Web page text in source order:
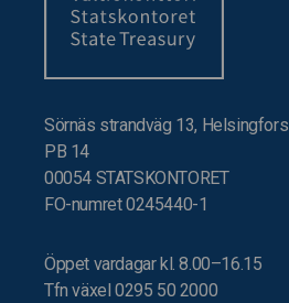
Sörnäs strandväg 13, Helsingfors
PB 14
00054 STATSKONTORET
FO-numret 0245440-1
Öppet vardagar kl. 8.00–16.15
Tfn växel 0295 50 2000